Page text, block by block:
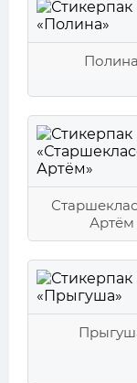
Полина
Артём